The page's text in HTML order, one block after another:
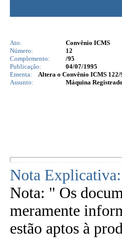
Ato:
Convênio ICMS
Número:
12
Complemento:
/95
Publicação:
04/07/1995
Ementa:
Altera o Convênio ICMS 122/
Assunto:
Máquina
Nota Explicativa:
Nota: " Os
meramente
estão aptos à